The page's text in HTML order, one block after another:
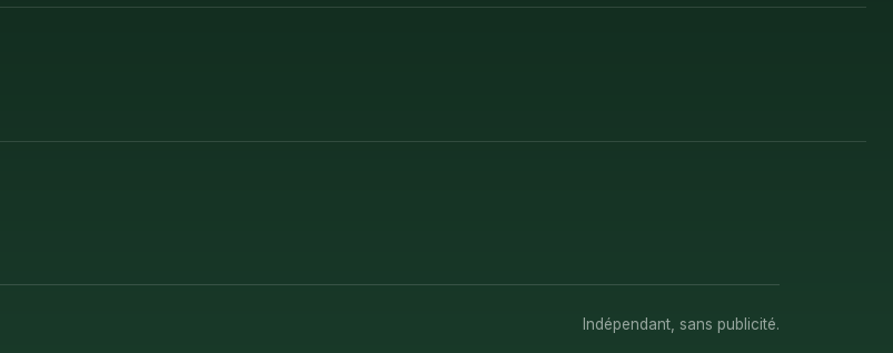
Indépendant, sans publicité.